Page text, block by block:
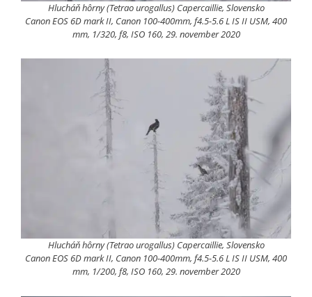
Hlucháň hôrny (Tetrao urogallus) Capercaillie, Slovensko
Canon EOS 6D mark II, Canon 100-400mm, f4.5-5.6 L IS II USM, 400
mm, 1/320, f8, ISO 160, 29. november 2020
Hlucháň hôrny (Tetrao urogallus) Capercaillie, Slovensko
Canon EOS 6D mark II, Canon 100-400mm, f4.5-5.6 L IS II USM, 400
mm, 1/200, f8, ISO 160, 29. november 2020